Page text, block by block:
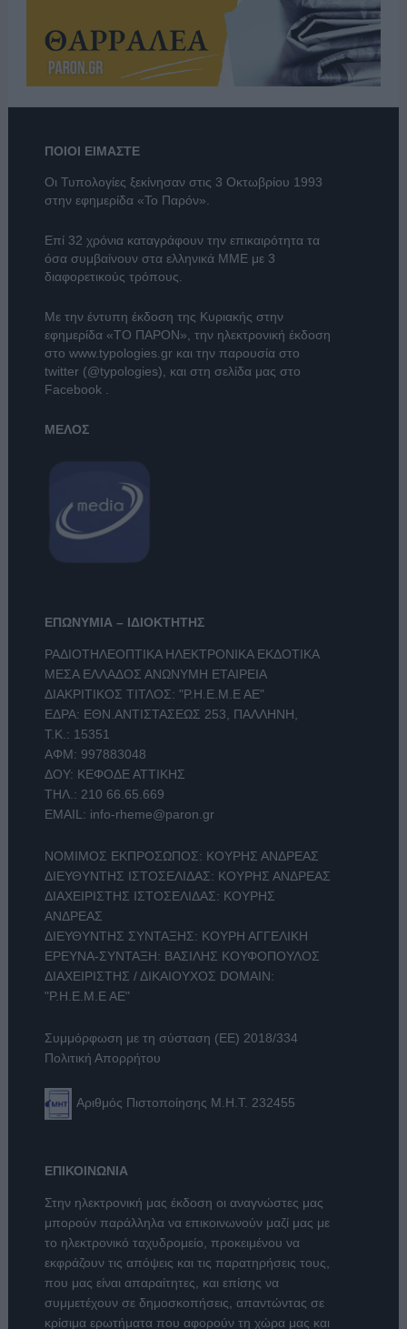
ΠΟΙΟΙ ΕΙΜΑΣΤΕ
Οι Τυπολογίες ξεκίνησαν στις 3 Οκτωβρίου 1993
στην εφημερίδα «Το Παρόν».
Επί 32 χρόνια καταγράφουν την επικαιρότητα τα
όσα συμβαίνουν στα ελληνικά ΜΜΕ με 3
διαφορετικούς τρόπους.
Με την έντυπη έκδοση της Κυριακής στην
εφημερίδα «ΤΟ ΠΑΡΟΝ», την ηλεκτρονική έκδοση
στο www.typologies.grκαι την παρουσία στο
twitter (@typologies), και στη σελίδα μας στο
Facebook .
ΜΕΛΟΣ
ΕΠΩΝΥΜΙΑ – ΙΔΙΟΚΤΗΤΗΣ
ΡΑΔΙΟΤΗΛΕΟΠΤΙΚΑ ΗΛΕΚΤΡΟΝΙΚΑ ΕΚΔΟΤΙΚΑ
ΜΕΣΑ ΕΛΛΑΔΟΣ ΑΝΩΝΥΜΗ ΕΤΑΙΡΕΙΑ
ΔΙΑΚΡΙΤΙΚΟΣ ΤΙΤΛΟΣ: "Ρ.Η.Ε.Μ.Ε ΑΕ"
ΕΔΡΑ: ΕΘΝ.ΑΝΤΙΣΤΑΣΕΩΣ 253, ΠΑΛΛΗΝΗ,
Τ.Κ.: 15351
ΑΦΜ: 997883048
ΔΟΥ: ΚΕΦΟΔΕ ΑΤΤΙΚΗΣ
ΤΗΛ.: 210 66.65.669
EMAIL: info-rheme@paron.gr
ΝΟΜΙΜΟΣ ΕΚΠΡΟΣΩΠΟΣ: ΚΟΥΡΗΣ ΑΝΔΡΕΑΣ
ΔΙΕΥΘΥΝΤΗΣ ΙΣΤΟΣΕΛΙΔΑΣ: ΚΟΥΡΗΣ ΑΝΔΡΕΑΣ
ΔΙΑΧΕΙΡΙΣΤΗΣ ΙΣΤΟΣΕΛΙΔΑΣ: ΚΟΥΡΗΣ
ΑΝΔΡΕΑΣ
ΔΙΕΥΘΥΝΤΗΣ ΣΥΝΤΑΞΗΣ: ΚΟΥΡΗ ΑΓΓΕΛΙΚΗ
ΕΡΕΥΝΑ-ΣΥΝΤΑΞΗ: ΒΑΣΙΛΗΣ ΚΟΥΦΟΠΟΥΛΟΣ
ΔΙΑΧΕΙΡΙΣΤΗΣ / ΔΙΚΑΙΟΥΧΟΣ DOMAIN:
"Ρ.Η.Ε.Μ.Ε ΑΕ"
Συμμόρφωση με τη σύσταση (ΕΕ) 2018/334
Πολιτική Απορρήτου
Αριθμός Πιστοποίησης Μ.Η.Τ. 232455
ΕΠΙΚΟΙΝΩΝΙΑ
Στην ηλεκτρονική μας έκδοση οι αναγνώστες μας
μπορούν παράλληλα να επικοινωνούν μαζί μας με
το ηλεκτρονικό ταχυδρομείο, προκειμένου να
εκφράζουν τις απόψεις και τις παρατηρήσεις τους,
που μας είναι απαραίτητες, και επίσης να
συμμετέχουν σε δημοσκοπήσεις, απαντώντας σε
κρίσιμα ερωτήματα που αφορούν τη χώρα μας και